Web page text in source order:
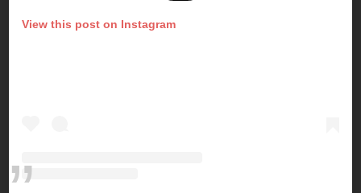
View this post on Instagram